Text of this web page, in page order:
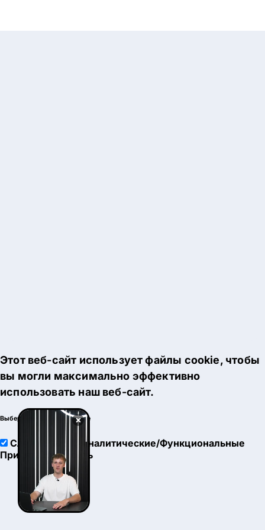
×
Этот веб-сайт использует файлы cookie, чтобы
вы могли максимально эффективно
использовать наш веб-сайт.
Выберите настройки cookie
Служебные
Аналитические/Функциональные
Принять
Настроить